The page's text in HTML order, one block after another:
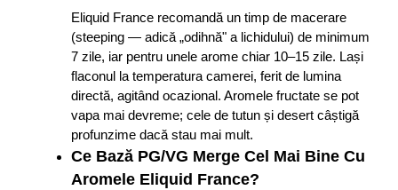
Eliquid France recomandă un timp de macerare
(steeping — adică „odihnă" a lichidului) de minimum
7 zile, iar pentru unele arome chiar 10–15 zile. Lași
flaconul la temperatura camerei, ferit de lumina
directă, agitând ocazional. Aromele fructate se pot
vapa mai devreme; cele de tutun și desert câștigă
profunzime dacă stau mai mult.
Ce Bază PG/VG Merge Cel Mai Bine Cu
Aromele Eliquid France?